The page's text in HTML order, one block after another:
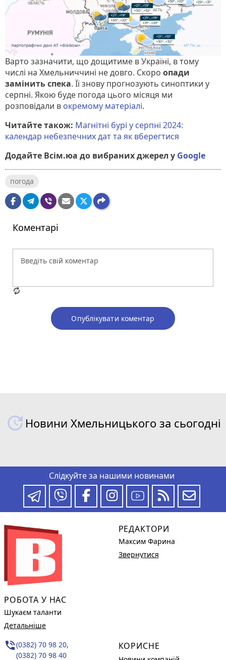
Варто зазначити, що дощитиме в Україні, в тому
числі на Хмельниччині не довго. Скоро опади
замінить спека. Її знову прогнозують синоптики у
серпні. Якою буде погода цього місяця ми
розповідали в окремому матеріалі.
Читайте також: Магнітні бурі у серпні 2024:
календар небезпечних дат та як вберегтися
Додайте Всім.юа до вибраних джерел у Google
погода
Коментарі
Опублікувати коментар
Новини Хмельницького за сьогодні
Слідкуйте за нашими новинами
РОБОТА У НАС
Шукаєм таланти
Детальніше
phone_in_talk(0382) 70 98 20,
(0382) 70 98 40
РЕДАКТОРИ
Максим Фарина
Звернутися
КОРИСНЕ